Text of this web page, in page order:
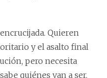
Quieren
y el asalto final
pero necesita
quiénes van a ser.